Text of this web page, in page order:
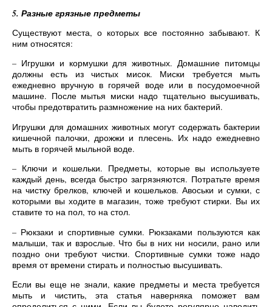
5. Разные грязные предметы
Существуют места, о которых все постоянно забывают. К
ним относятся:
– Игрушки и кормушки для животных. Домашние питомцы
должны есть из чистых мисок. Миски требуется мыть
ежедневно вручную в горячей воде или в посудомоечной
машине. После мытья миски надо тщательно высушивать,
чтобы предотвратить размножение на них бактерий.
Игрушки для домашних животных могут содержать бактерии
кишечной палочки, дрожжи и плесень. Их надо ежедневно
мыть в горячей мыльной воде.
– Ключи и кошельки. Предметы, которые вы используете
каждый день, всегда быстро загрязняются. Потратьте время
на чистку брелков, ключей и кошельков. Авоськи и сумки, с
которыми вы ходите в магазин, тоже требуют стирки. Вы их
ставите то на пол, то на стол.
– Рюкзаки и спортивные сумки. Рюкзаками пользуются как
малыши, так и взрослые. Что бы в них ни носили, рано или
поздно они требуют чистки. Спортивные сумки тоже надо
время от времени стирать и полностью высушивать.
Если вы еще не знали, какие предметы и места требуется
мыть и чистить, эта статья наверняка поможет вам